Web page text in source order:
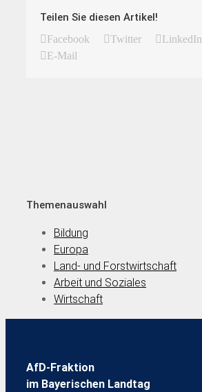
Teilen Sie diesen Artikel!
Facebook Twitter LinkedIn
E-Mail
Themenauswahl
Bildung
Europa
Land- und Forstwirtschaft
Arbeit und Soziales
Wirtschaft
AfD-Fraktion
im Bayerischen Landtag